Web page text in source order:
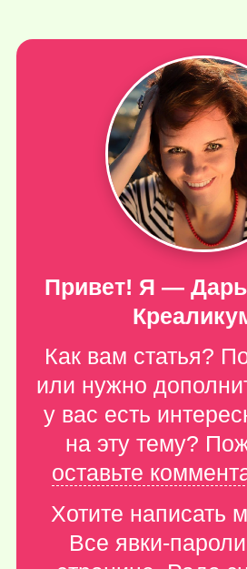
Привет! Я —
Как вам статья?
или нужно
у вас есть
на эту тему?
оставьте
Хотите написать
Все явки-пароли